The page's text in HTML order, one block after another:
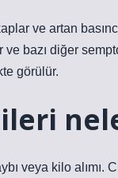
ve artan
bazı diğer
görülür.
veya kilo alımı.